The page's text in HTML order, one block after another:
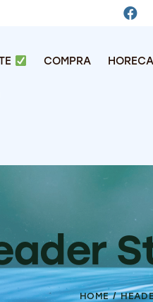
COMPRA HORECA
HOME